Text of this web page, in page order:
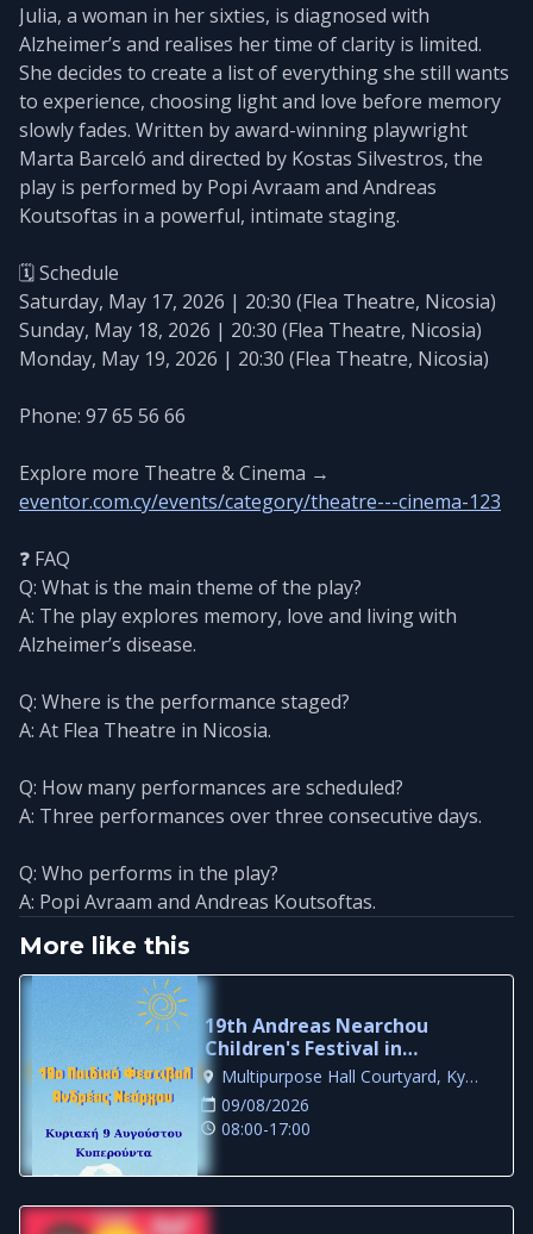
Julia, a woman in her sixties, is diagnosed with
Alzheimer’s and realises her time of clarity is limited.
She decides to create a list of everything she still wants
to experience, choosing light and love before memory
slowly fades. Written by award-winning playwright
Marta Barceló and directed by Kostas Silvestros, the
play is performed by Popi Avraam and Andreas
Koutsoftas in a powerful, intimate staging.
🗓️ Schedule
Saturday, May 17, 2026 | 20:30 (Flea Theatre, Nicosia)
Sunday, May 18, 2026 | 20:30 (Flea Theatre, Nicosia)
Monday, May 19, 2026 | 20:30 (Flea Theatre, Nicosia)
Phone: 97 65 56 66
Explore more Theatre & Cinema →
eventor.com.cy/events/category/theatre---cinema-123
❓ FAQ
Q: What is the main theme of the play?
A: The play explores memory, love and living with
Alzheimer’s disease.
Q: Where is the performance staged?
A: At Flea Theatre in Nicosia.
Q: How many performances are scheduled?
A: Three performances over three consecutive days.
Q: Who performs in the play?
A: Popi Avraam and Andreas Koutsoftas.
More like this
19th Andreas Nearchou
Children's Festival in
Kyperounta
Multipurpose Hall Courtyard, Kyperounta
09/08/2026
08:00-17:00